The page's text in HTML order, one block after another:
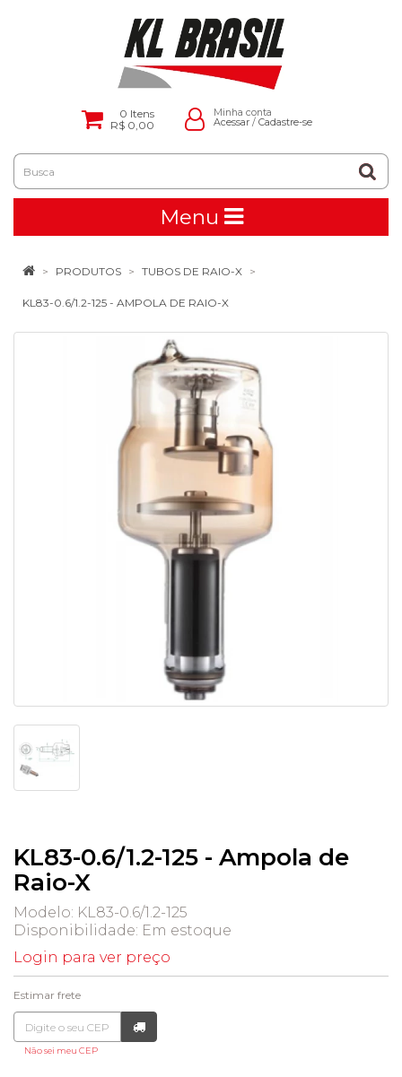
0 Itens
R$ 0,00
Minha conta
Acessar/ Cadastre-se
Menu
PRODUTOS TUBOS DE RAIO-X
KL83-0.6/1.2-125 - AMPOLA DE RAIO-X
KL83-0.6/1.2-125 - Ampola de
Raio-X
Modelo: KL83-0.6/1.2-125
Disponibilidade: Em estoque
Login para ver preço
Estimar frete
Não sei meu CEP